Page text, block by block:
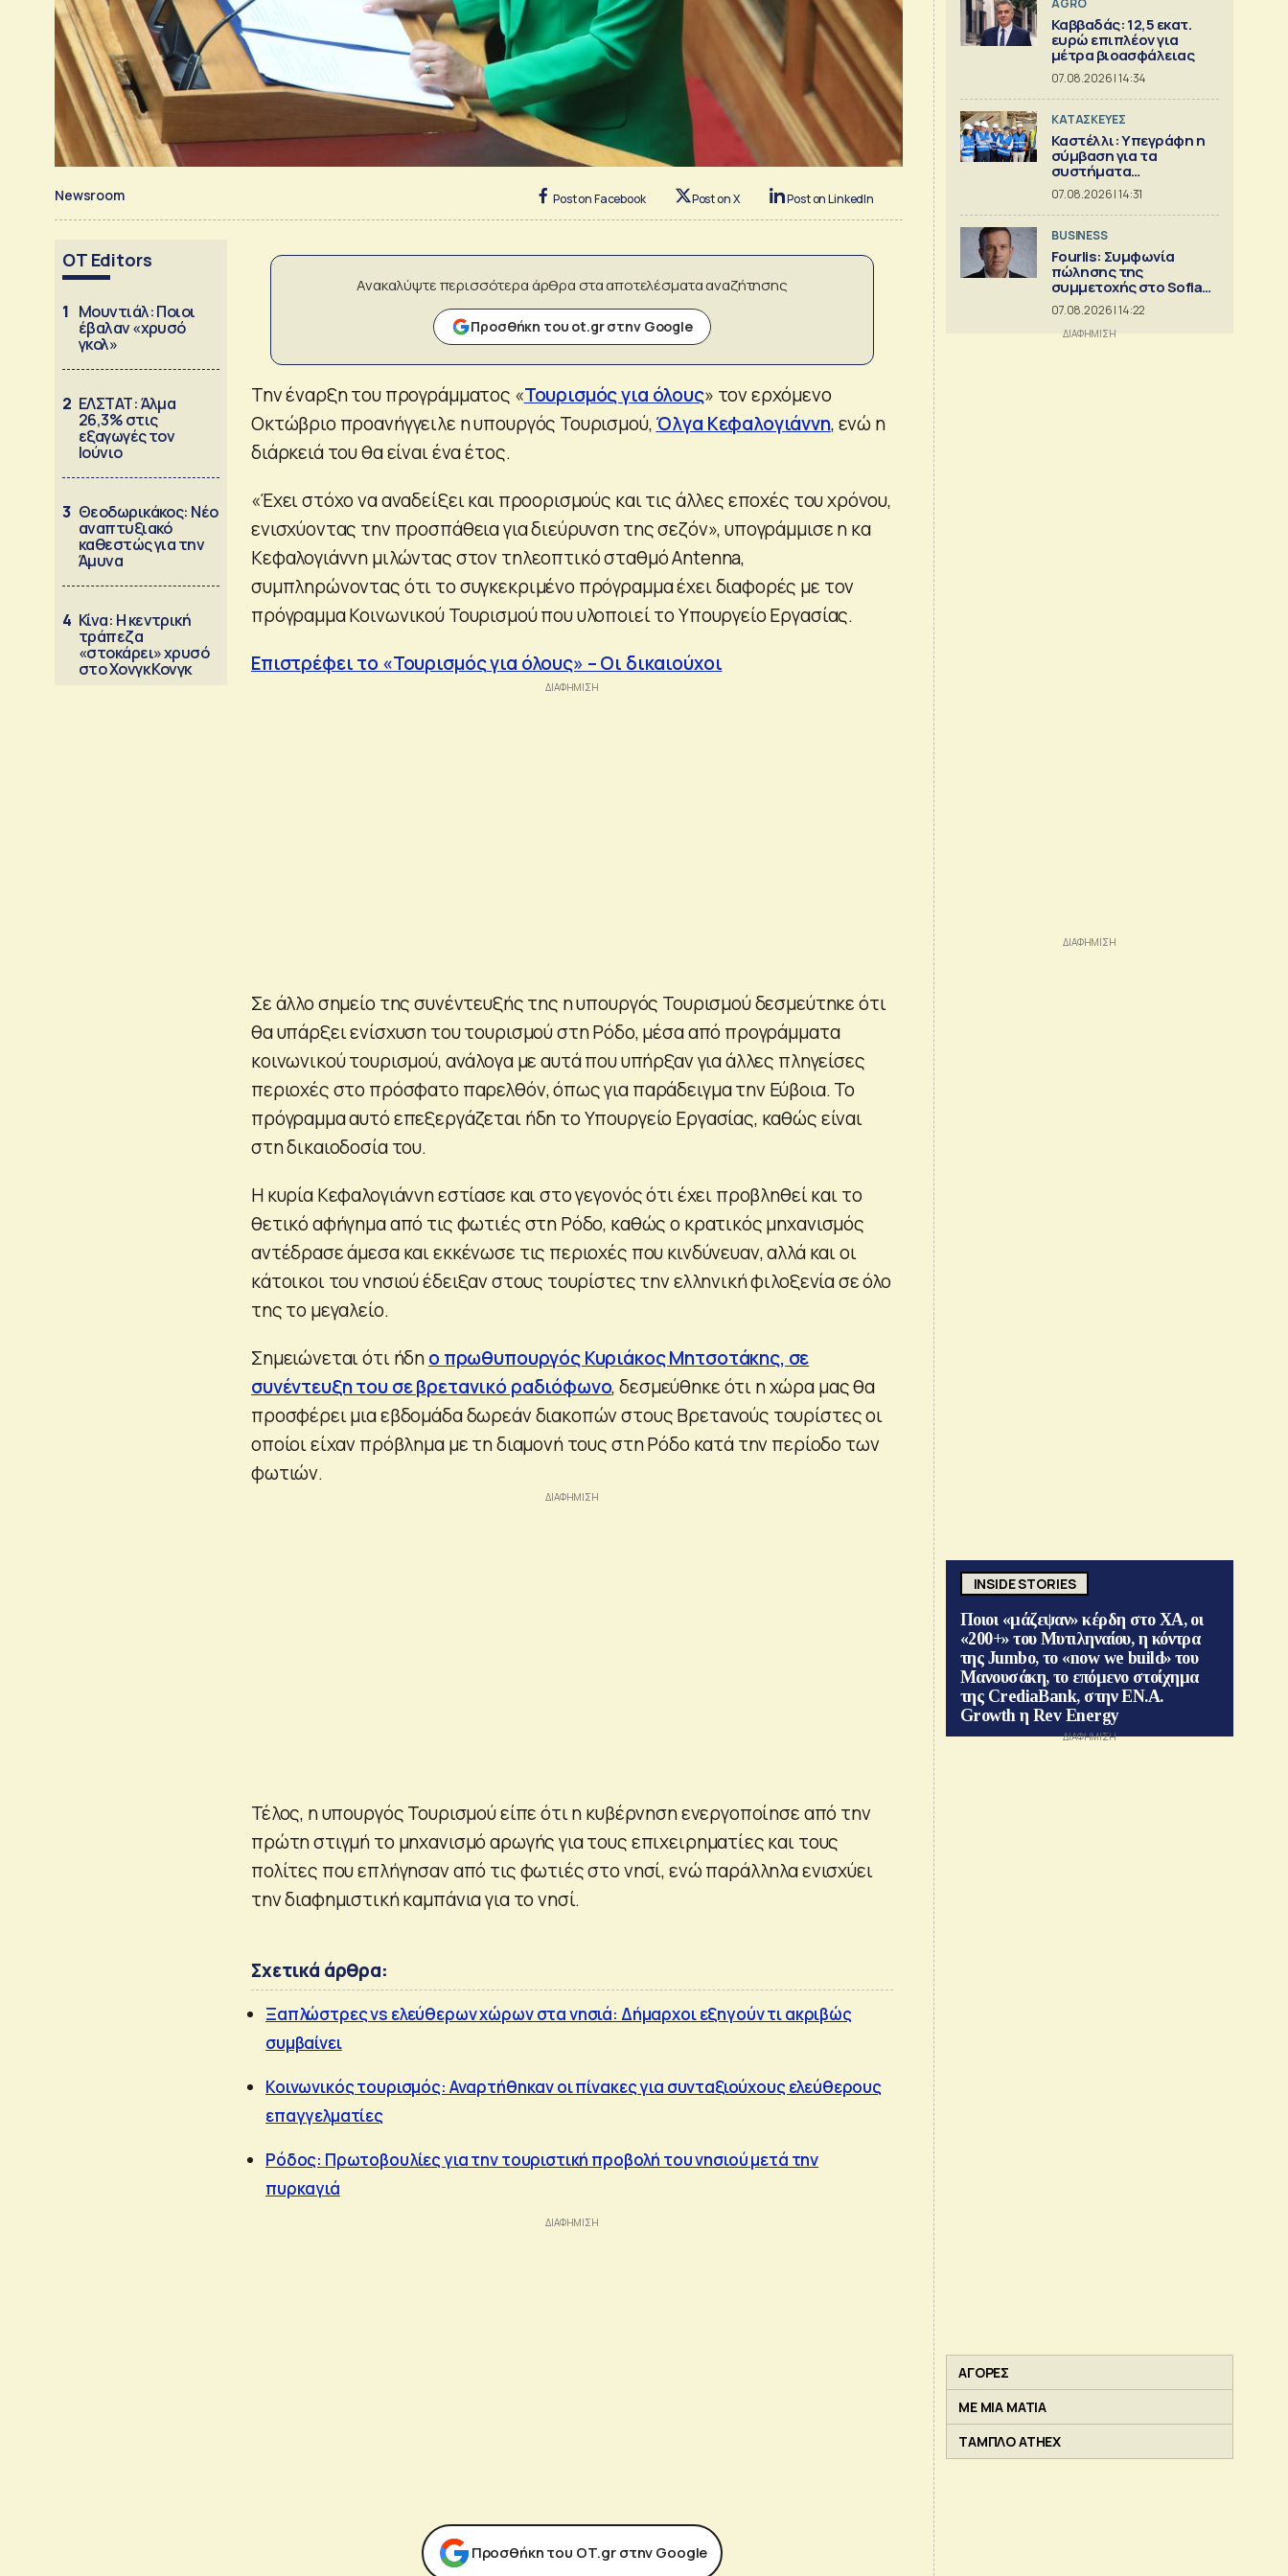
Newsroom Post on Facebook Post on X Post on LinkedIn
OT Editors
1 Μουντιάλ: Ποιοι
έβαλαν «χρυσό
γκολ»
2 ΕΛΣΤΑΤ: Άλμα
26,3% στις
εξαγωγές τον
Ιούνιο
3 Θεοδωρικάκος: Νέο
αναπτυξιακό
καθεστώς για την
Άμυνα
4 Κίνα: Η κεντρική
τράπεζα
«στοκάρει» χρυσό
στο Χονγκ Κονγκ
Ανακαλύψτε περισσότερα άρθρα στα αποτελέσματα αναζήτησης
Προσθήκη του ot.gr στην Google
Την έναρξη του προγράμματος «Τουρισμός για όλους» τον ερχόμενο
Οκτώβριο προανήγγειλε η υπουργός Τουρισμού,Όλγα Κεφαλογιάννη, ενώ η
διάρκειά του θα είναι ένα έτος.
«Έχει στόχο να αναδείξει και προορισμούς και τις άλλες εποχές του χρόνου,
ενισχύοντας την προσπάθεια για διεύρυνση της σεζόν», υπογράμμισε η κα
Κεφαλογιάννη μιλώντας στον τηλεοπτικό σταθμό Antenna,
συμπληρώνοντας ότι το συγκεκριμένο πρόγραμμα έχει διαφορές με τον
πρόγραμμα Κοινωνικού Τουρισμού που υλοποιεί το Υπουργείο Εργασίας.
Επιστρέφει το «Τουρισμός για όλους» – Οι δικαιούχοι
Σε άλλο σημείο της συνέντευξής της η υπουργός Τουρισμού δεσμεύτηκε ότι
θα υπάρξει ενίσχυση του τουρισμού στη Ρόδο, μέσα από προγράμματα
κοινωνικού τουρισμού, ανάλογα με αυτά που υπήρξαν για άλλες πληγείσες
περιοχές στο πρόσφατο παρελθόν, όπως για παράδειγμα την Εύβοια. Το
πρόγραμμα αυτό επεξεργάζεται ήδη το Υπουργείο Εργασίας, καθώς είναι
στη δικαιοδοσία του.
Η κυρία Κεφαλογιάννη εστίασε και στο γεγονός ότι έχει προβληθεί και το
θετικό αφήγημα από τις φωτιές στη Ρόδο, καθώς ο κρατικός μηχανισμός
αντέδρασε άμεσα και εκκένωσε τις περιοχές που κινδύνευαν, αλλά και οι
κάτοικοι του νησιού έδειξαν στους τουρίστες την ελληνική φιλοξενία σε όλο
της το μεγαλείο.
Σημειώνεται ότι ήδηο πρωθυπουργός Κυριάκος Μητσοτάκης, σε
συνέντευξη του σε βρετανικό ραδιόφωνο, δεσμεύθηκε ότι η χώρα μας θα
προσφέρει μια εβδομάδα δωρεάν διακοπών στους Βρετανούς τουρίστες οι
οποίοι είχαν πρόβλημα με τη διαμονή τους στη Ρόδο κατά την περίοδο των
φωτιών.
Τέλος, η υπουργός Τουρισμού είπε ότι η κυβέρνηση ενεργοποίησε από την
πρώτη στιγμή το μηχανισμό αρωγής για τους επιχειρηματίες και τους
πολίτες που επλήγησαν από τις φωτιές στο νησί, ενώ παράλληλα ενισχύει
την διαφημιστική καμπάνια για το νησί.
Σχετικά άρθρα:
Ξαπλώστρες vs ελεύθερων χώρων στα νησιά: Δήμαρχοι εξηγούν τι ακριβώς
συμβαίνει
Κοινωνικός τουρισμός: Αναρτήθηκαν οι πίνακες για συνταξιούχους ελεύθερους
επαγγελματίες
Ρόδος: Πρωτοβουλίες για την τουριστική προβολή του νησιού μετά την
πυρκαγιά
Προσθήκη του ΟΤ.gr στην Google
AGRO
Καββαδάς: 12,5 εκατ.
ευρώ επιπλέον για
μέτρα βιοασφάλειας
07.08.2026 | 14:34
ΚΑΤΑΣΚΕΥΕΣ
Καστέλλι: Υπεγράφη η
σύμβαση για τα
συστήματα
αεροναυτιλίας
07.08.2026 | 14:31
BUSINESS
Fourlis: Συμφωνία
πώλησης της
συμμετοχής στο Sofia
South Ring MalI
07.08.2026 | 14:22
INSIDE STORIES
Ποιοι «μάζεψαν» κέρδη στο ΧΑ, οι
«200+» του Μυτιληναίου, η κόντρα
της Jumbo, το «now we build» του
Μανουσάκη, το επόμενο στοίχημα
της CrediaBank, στην ΕΝ.Α.
Growth η Rev Energy
ΑΓΟΡΕΣ
ΜΕ ΜΙΑ ΜΑΤΙΑ
ΤΑΜΠΛΟ ATHEX